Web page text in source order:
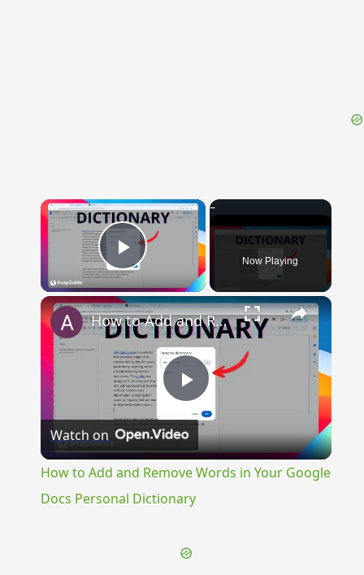
×
Play Video Now Playing
×
Play
Video
How to Add and Remove Words in Your Google Docs Personal Dictionary
Watch on
How to Add and Remove Words in Your Google
Docs Personal Dictionary